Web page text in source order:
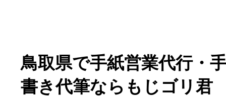
鳥取県で手紙営業代行・
書き代筆ならもじゴリ君